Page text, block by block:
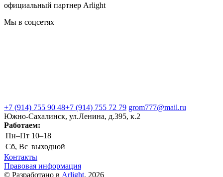
официальный партнер Arlight
Мы в соцсетях
+7 (914) 755 90 48+7 (914) 755 72 79 grom777@mail.ru
Южно-Сахалинск, ул.Ленина, д.395, к.2
Работаем:
Пн–Пт 10–18
Сб, Вс выходной
Контакты
Правовая информация
© Разработано в Arlight, 2026